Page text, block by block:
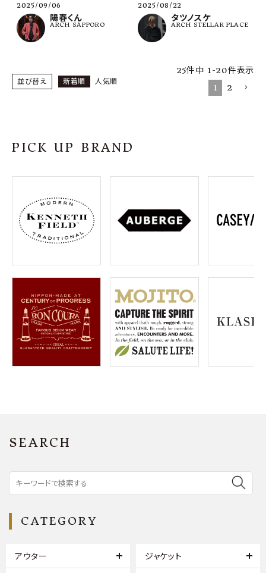
2025/09/06
陽春くん
ARCH SAPPORO
2025/08/22
タツノスケ
ARCH STELLAR PLACE
並び替え 新着順 人気順
25件中 1-20件表示
1
2
PICK UP BRAND
SEARCH
CATEGORY
アウター ジャケット